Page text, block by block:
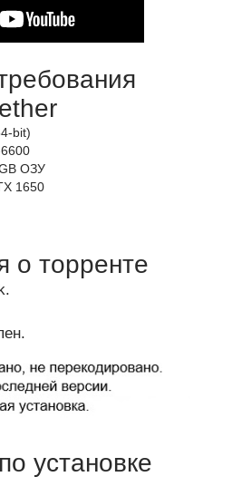
bit)
ОЗУ
1650
о торренте
установке